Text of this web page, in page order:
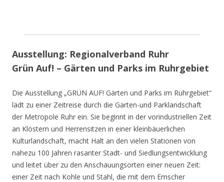
Ausstellung: Regionalverband Ruhr
Grün Auf! – Gärten und Parks im Ruhrgebiet
Die Ausstellung „GRÜN AUF! Gärten und Parks im Ruhrgebiet“
lädt zu einer Zeitreise durch die Garten-und Parklandschaft
der Metropole Ruhr ein. Sie beginnt in der vorindustriellen Zeit
an Klöstern und Herrensitzen in einer kleinbäuerlichen
Kulturlandschaft, macht Halt an den vielen Stationen von
nahezu 100 Jahren rasanter Stadt- und Siedlungsentwicklung
und leitet über zu den Anschauungsorten einer neuen Zeit:
einer Zeit nach Kohle und Stahl, die mit dem Emscher